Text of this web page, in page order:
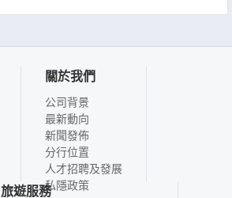
關於我們
公司背景
最新動向
新聞發佈
分行位置
人才招聘及發展
私隱政策
旅遊服務